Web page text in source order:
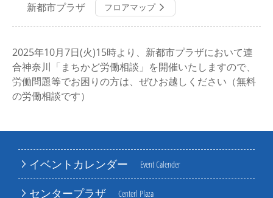
イベントカレンダー Event Calender
センタープラザ Centerl Plaza
新都市プラザ フロアマップ
2025年10月7日(火)15時より、新都市プラザにおいて連
合神奈川「まちかど労働相談」を開催いたしますので、
労働問題等でお困りの方は、ぜひお越しください（無料
の労働相談です）